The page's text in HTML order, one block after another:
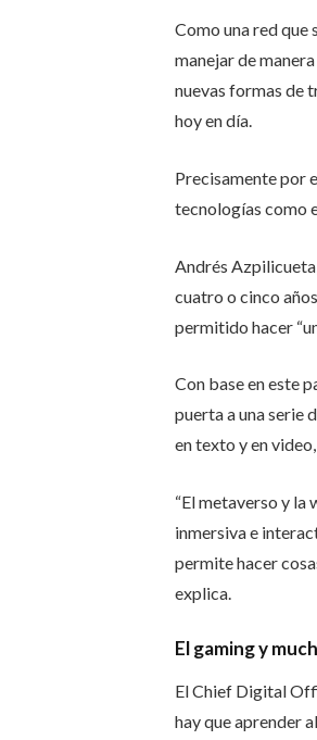
Como una red que
manejar de
nuevas formas de
hoy en día.
Precisamente por
tecnologías como
Andrés
cuatro o cinco
permitido hacer
Con base en este
puerta a una serie
en texto y en
“El metaverso y la
inmersiva e
permite hacer
explica.
El gaming y
El Chief Digital
hay que aprender